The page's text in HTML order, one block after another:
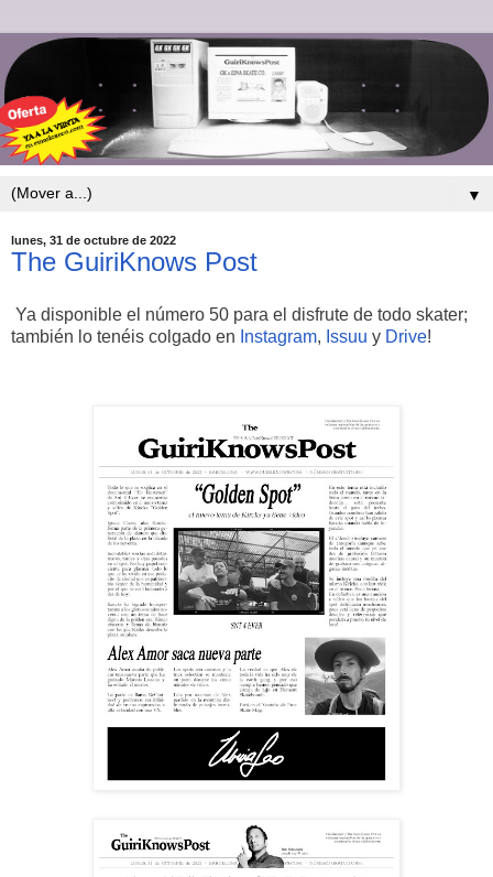
▼
lunes, 31 de octubre de 2022
The GuiriKnows Post
Ya disponible el número 50 para el disfrute de todo skater;
también lo tenéis colgado en Instagram, Issuu y Drive!